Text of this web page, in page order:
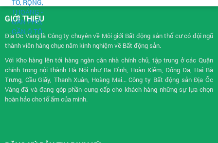
GIỚI THIỆU
Địa Ốc Vàng là Công ty chuyên về Môi giới Bất động sảnthổ cư có đội ngũ
thành viên hàng chục năm kinh nghiệm về Bất động sản.
Với Kho hàng lên tới hàng ngàn căn nhà chính chủ, tập trung ở các Quận
chính trong nội thành Hà Nội như Ba Đình, Hoàn Kiếm, Đống Đa, Hai Bà
Trưng, Cầu Giấy, Thanh Xuân, Hoàng Mai... Công ty Bất động sản Địa Ốc
Vàng đã và đang góp phần cung cấp cho khách hàng những sự lựa chọn
hoàn hảo cho tổ ấm của mình.